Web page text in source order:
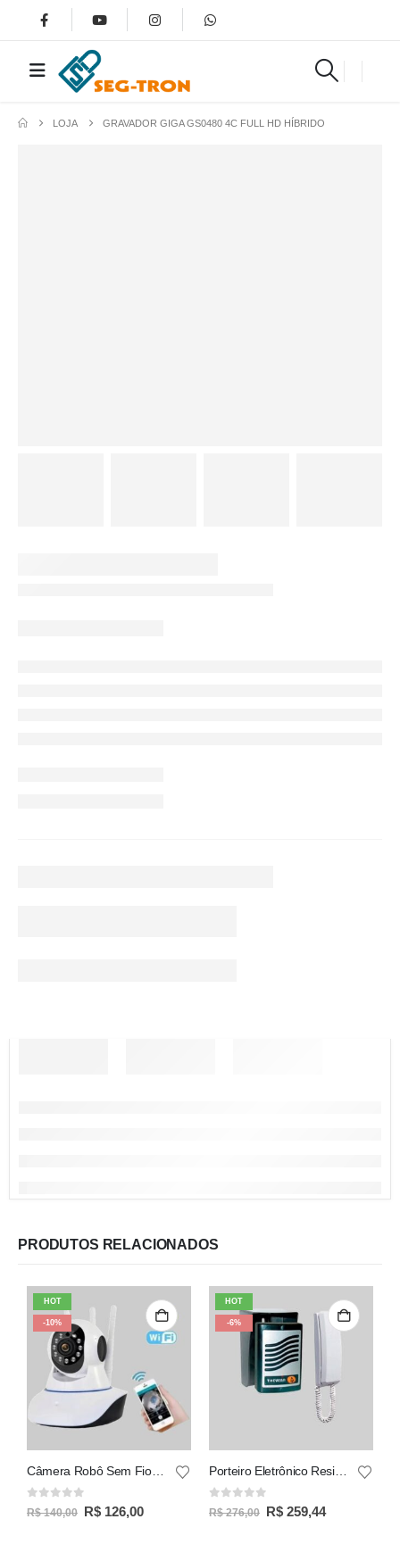
LOJA GRAVADOR GIGA GS0480 4C FULL HD HÍBRIDO
PRODUTOS RELACIONADOS
HOT
-10%
Câmera Robô Sem Fio IP WiFi 2,4G 3 Antenas 1080P 2.0MP
0 out of 5
R$140,00 R$126,00
HOT
-6%
Porteiro Eletrônico Residencial Kit NR-810
0 out of 5
R$276,00 R$259,44